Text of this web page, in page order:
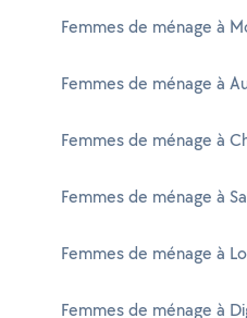
Femmes de ménage à
Femmes de ménage à
Femmes de ménage à
Femmes de ménage à
Femmes de ménage à
Femmes de ménage à